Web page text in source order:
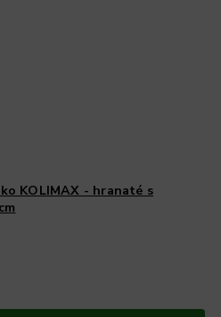
KOLIMAX - hranaté s